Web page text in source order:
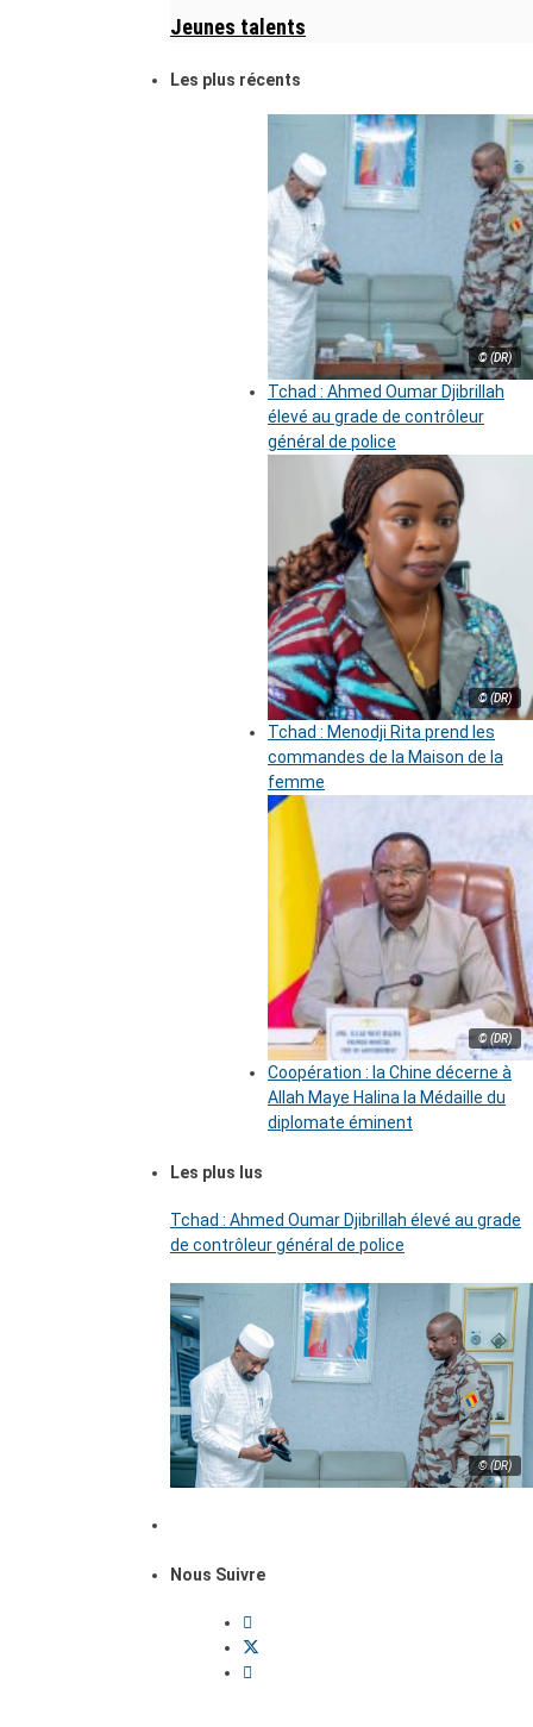
Jeunes talents
Les plus récents
© (DR)
Tchad : Ahmed Oumar Djibrillah
élevé au grade de contrôleur
général de police
© (DR)
Tchad : Menodji Rita prend les
commandes de la Maison de la
femme
© (DR)
Coopération : la Chine décerne à
Allah Maye Halina la Médaille du
diplomate éminent
Les plus lus
Tchad : Ahmed Oumar Djibrillah élevé au grade
de contrôleur général de police
© (DR)
Nous Suivre